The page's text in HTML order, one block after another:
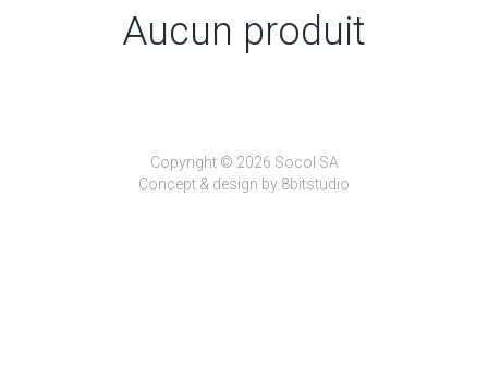
Aucun produit
Copyright © 2026 Socol SA
Concept & design by 8bitstudio